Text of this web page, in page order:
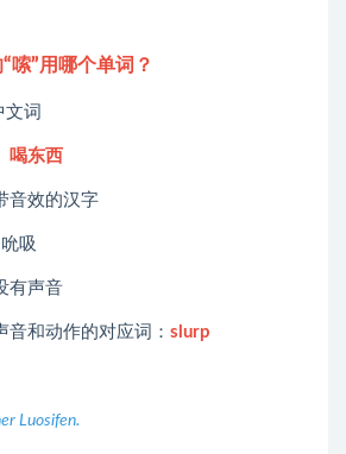
嗦”用哪个单词？
词
喝东西
音效的汉字
吸
有声音
音和动作的对应词： slurp
Luosifen.